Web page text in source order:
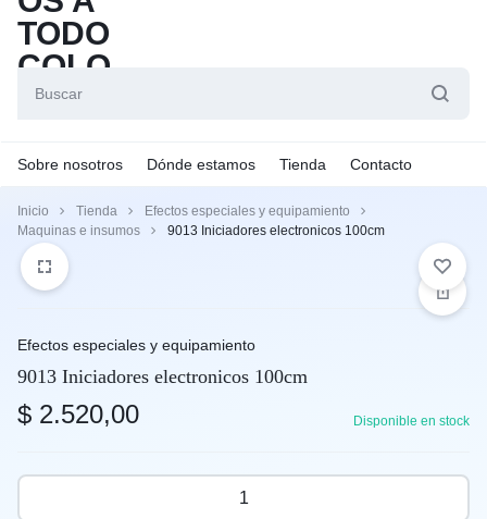
Sobre nosotros Dónde estamos Tienda Contacto
Inicio Tienda
Efectos especiales y equipamiento
Maquinas e insumos
9013 Iniciadores electronicos 100cm
Efectos especiales y equipamiento
9013 Iniciadores electronicos 100cm
$ 2.520,00 Disponible en stock